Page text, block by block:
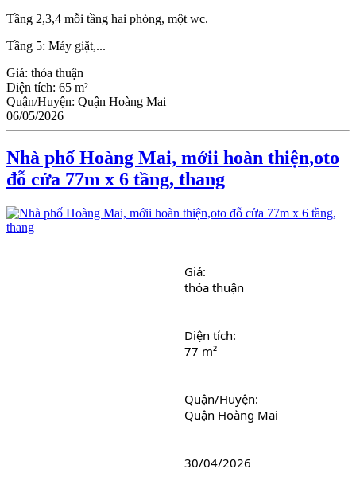
Tầng 2,3,4 mỗi tầng hai phòng, một wc.
Tầng 5: Máy giặt,...
Giá: thỏa thuận
Diện tích: 65 m²
Quận/Huyện: Quận Hoàng Mai
06/05/2026
Nhà phố Hoàng Mai, mớii hoàn thiện,oto
đỗ cửa 77m x 6 tầng, thang
Giá:
thỏa thuận
Diện tích:
77 m²
Quận/Huyện:
Quận Hoàng Mai
30/04/2026